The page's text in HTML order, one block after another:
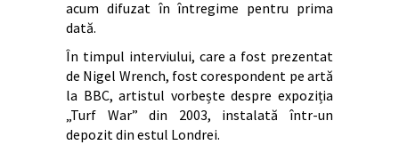
acum difuzat în întregime pentru prima
dată.
În timpul interviului, care a fost prezentat
de Nigel Wrench, fost corespondent pe artă
la BBC, artistul vorbește despre expoziția
„Turf War” din 2003, instalată într-un
depozit din estul Londrei.